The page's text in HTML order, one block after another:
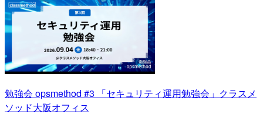
勉強会 opsmethod #3 「セキュリティ運用勉強会」クラスメ
ソッド大阪オフィス